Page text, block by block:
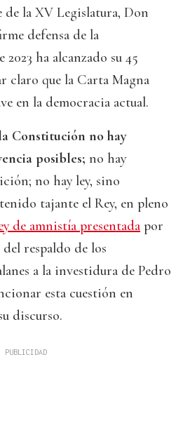
de la XV Legislatura, Don
defensa de la
ha alcanzado su 45
claro que la Carta Magna
en la democracia actual.
Constitución no hay
posibles; no hay
no hay ley, sino
tajante el Rey, en pleno
de amnistía presentada por
respaldo de los
a la investidura de Pedro
esta cuestión en
discurso.